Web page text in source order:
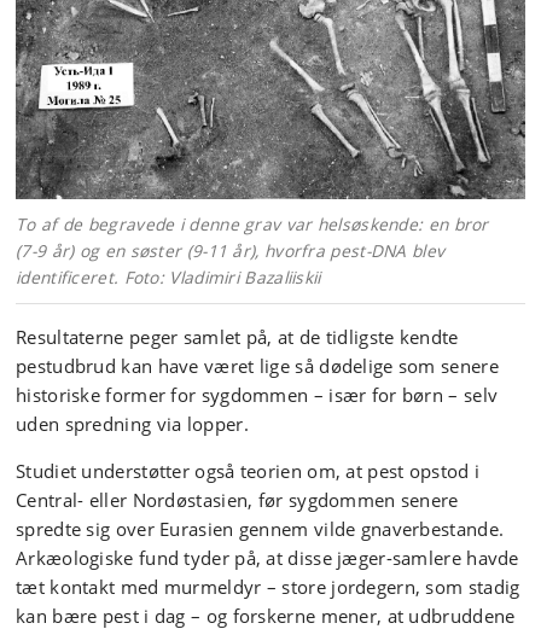
To af de begravede i denne grav var helsøskende: en bror
(7-9 år) og en søster (9-11 år), hvorfra pest-DNA blev
identificeret. Foto: Vladimiri Bazaliiskii
Resultaterne peger samlet på, at de tidligste kendte
pestudbrud kan have været lige så dødelige som senere
historiske former for sygdommen – især for børn – selv
uden spredning via lopper.
Studiet understøtter også teorien om, at pest opstod i
Central- eller Nordøstasien, før sygdommen senere
spredte sig over Eurasien gennem vilde gnaverbestande.
Arkæologiske fund tyder på, at disse jæger-samlere havde
tæt kontakt med murmeldyr – store jordegern, som stadig
kan bære pest i dag – og forskerne mener, at udbruddene